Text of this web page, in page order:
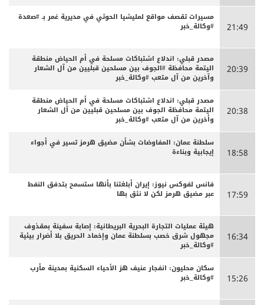
21:49
مسيرات تقصف مواقع لمليشيا الحوثي في مديرية غمر بـ #صعدة
#وكالة_خبر
20:39
مصدر قبلي: اندلاع اشتباكات مسلحة في أم الحياض منطقة
اليتمة محافظة #الجوف بين مسلحين قبليين من آل الشعار
وآخرين من آل متعب #وكالة_خبر
20:38
مصدر قبلي: اندلاع اشتباكات مسلحة في أم الحياض منطقة
اليتمة محافظة الجوف بين مسلحين قبليين من آل الشعار
وأخرين من آل متعب #وكالة_خبر
18:58
سلطنة عمان: المفاوضات بشأن مضيق هرمز تسير في أجواء
إيجابية وبناءة
17:59
فانس لفوكس نيوز: إيران أبلغتنا بأنها ستسمح بتدفق النفط
عبر مضيق هرمز لكن لا نثق بها
16:34
هيئة عمليات التجارة البحرية البريطانية: إصابة سفينة بمقذوف
مجهول شرق خصب بسلطنة عمان وإخماد الحريق بلا أضرار بيئية
#وكالة_خبر
15:26
سكان محليون: انفجار عنيف هز الأحياء السكنية بمدينة مأرب
#وكالة_خبر